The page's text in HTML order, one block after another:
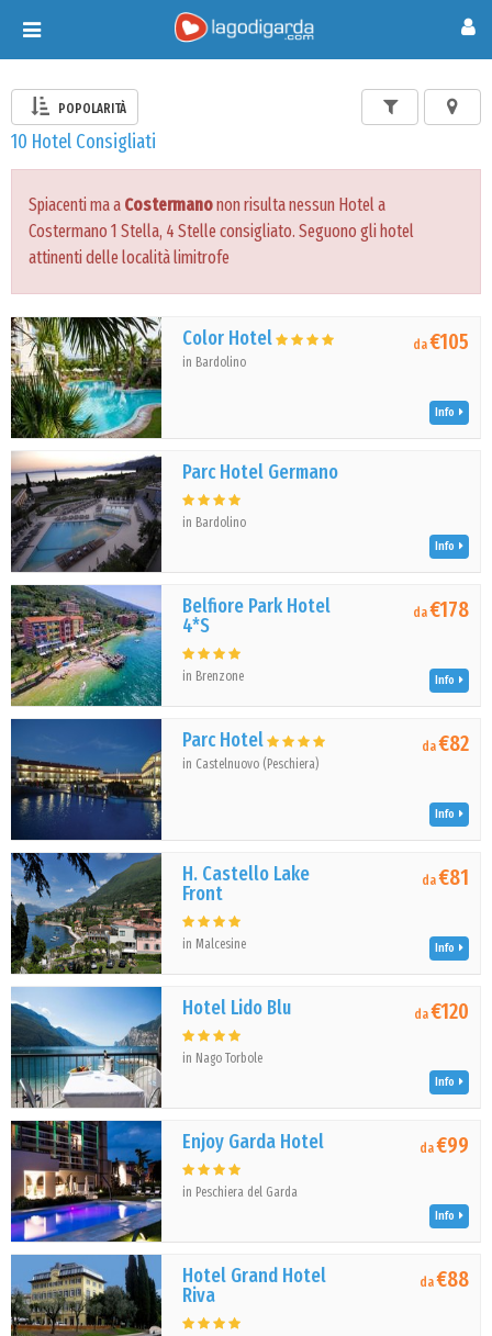
Toggle
navigation
POPOLARITÀ
10 Hotel Consigliati
Spiacenti ma a Costermanonon risulta nessun Hotel a
Costermano 1 Stella, 4 Stelle consigliato. Seguono gli hotel
attinenti delle località limitrofe
Color Hotel
in Bardolino
da€105
Info
Parc Hotel Germano
in Bardolino
Info
Belfiore Park Hotel
4*S
in Brenzone
da€178
Info
Parc Hotel
in Castelnuovo (Peschiera)
da€82
Info
H. Castello Lake
Front
in Malcesine
da€81
Info
Hotel Lido Blu
in Nago Torbole
da€120
Info
Enjoy Garda Hotel
in Peschiera del Garda
da€99
Info
Hotel Grand Hotel
Riva
da€88